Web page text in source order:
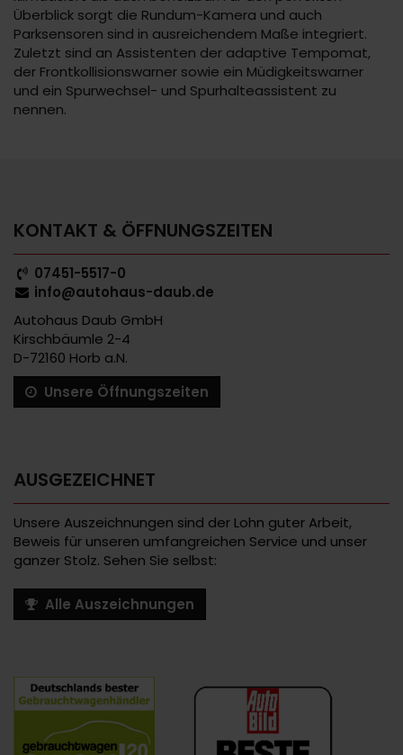
Überblick sorgt die Rundum-Kamera und auch
Parksensoren sind in ausreichendem Maße integriert.
Zuletzt sind an Assistenten der adaptive Tempomat,
der Frontkollisionswarner sowie ein Müdigkeitswarner
und ein Spurwechsel- und Spurhalteassistent zu
nennen.
KONTAKT & ÖFFNUNGSZEITEN
07451-5517-0
info@autohaus-daub.de
Autohaus Daub GmbH
Kirschbäumle 2-4
D-72160 Horb a.N.
Unsere Öffnungszeiten
AUSGEZEICHNET
Unsere Auszeichnungen sind der Lohn guter Arbeit,
Beweis für unseren umfangreichen Service und unser
ganzer Stolz. Sehen Sie selbst:
Alle Auszeichnungen